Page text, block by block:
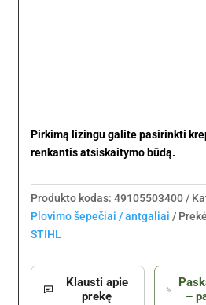
Pirkimą lizingu galite pasirinkti
renkantis atsiskaitymo būdą.
Produkto kodas: 49105503400
Plovimo šepečiai / antgaliai
STIHL
Klausti apie
prekę
–